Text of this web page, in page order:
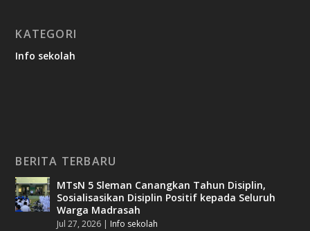
KATEGORI
Info sekolah
BERITA TERBARU
MTsN 5 Sleman Canangkan Tahun Disiplin,
Sosialisasikan Disiplin Positif kepada Seluruh
Warga Madrasah
Jul 27, 2026 | Info sekolah